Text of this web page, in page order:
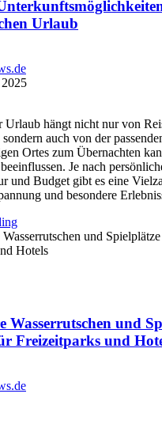
Urlaub
Urlaub hängt nicht nur von
auch von der
Ortes zum Übernachten
Je nach
und Budget gibt es eine
und besondere
Wasserrutschen und
Freizeitparks und